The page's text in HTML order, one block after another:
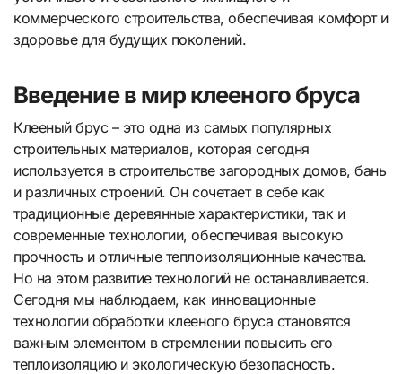
коммерческого строительства, обеспечивая комфорт и
здоровье для будущих поколений.
Введение в мир клееного бруса
Клееный брус – это одна из самых популярных
строительных материалов, которая сегодня
используется в строительстве загородных домов, бань
и различных строений. Он сочетает в себе как
традиционные деревянные характеристики, так и
современные технологии, обеспечивая высокую
прочность и отличные теплоизоляционные качества.
Но на этом развитие технологий не останавливается.
Сегодня мы наблюдаем, как инновационные
технологии обработки клееного бруса становятся
важным элементом в стремлении повысить его
теплоизоляцию и экологическую безопасность.